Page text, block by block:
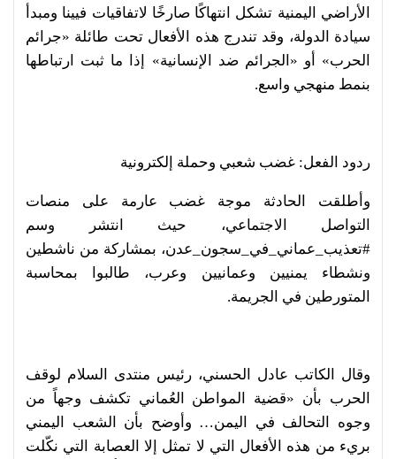
الأراضي اليمنية تشكل انتهاكًا صارخًا لاتفاقيات فيينا ومبدأ
سيادة الدولة، وقد تندرج هذه الأفعال تحت طائلة «جرائم
الحرب» أو «الجرائم ضد الإنسانية» إذا ما ثبت ارتباطها
بنمط منهجي واسع.
ردود الفعل: غضب شعبي وحملة إلكترونية
وأطلقت الحادثة موجة غضب عارمة على منصات
التواصل الاجتماعي، حيث انتشر وسم
#تعذيب_عماني_في_سجون_عدن، بمشاركة من ناشطين
ونشطاء يمنيين وعمانيين وعرب، طالبوا بمحاسبة
المتورطين في الجريمة.
وقال الكاتب عادل الحسني، رئيس منتدى السلام لوقف
الحرب بأن «قضية المواطن العُماني تكشف وجهاً من
وجوه التحالف في اليمن… وأوضح بأن الشعب اليمني
بريء من هذه الأفعال التي لا تمثل إلا العصابة التي نكّلت